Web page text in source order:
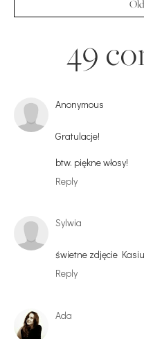
49
Anonymous
Gratulacje!
btw. piękne włosy!
Reply
Sylwia
świetne zdjęcie
Reply
Ada